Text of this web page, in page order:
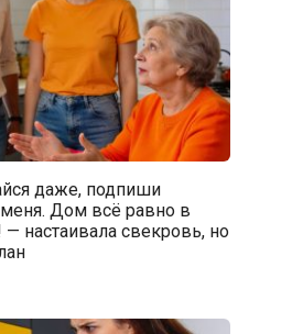
даже, подпиши
Дом всё равно в
— настаивала свекровь, но